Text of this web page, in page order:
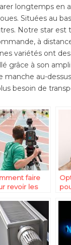
longtemps en
Situées au
Notre star
à
variétés ont
grâce à son
manche au-
besoin de
faire
revoir les
la scène